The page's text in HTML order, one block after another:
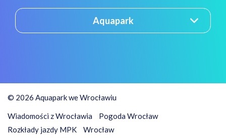
Aquapark
© 2026 Aquapark we Wrocławiu
Wiadomości z Wrocławia
Pogoda Wrocław
Rozkłady jazdy MPK
Wrocław